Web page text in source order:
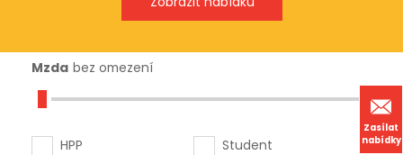
Zasílat
nabídky
Mzda bez omezení
HPP
Student